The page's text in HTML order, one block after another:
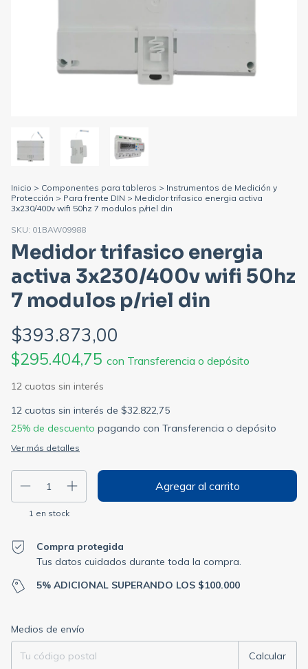
Inicio > Componentes para tableros > Instrumentos de Medición y
Protección > Para frente DIN > Medidor trifasico energia activa
3x230/400v wifi 50hz 7 modulos p/riel din
SKU: 01BAW09988
Medidor trifasico energia
activa 3x230/400v wifi 50hz
7 modulos p/riel din
$393.873,00
$295.404,75 con Transferencia o depósito
12 cuotas sin interés de $32.822,75
25% de descuento pagando con Transferencia o depósito
Ver más detalles
1 en stock
Compra protegida
Tus datos cuidados durante toda la compra.
5% ADICIONAL SUPERANDO LOS $100.000
Entregas para el CP:
Medios de envío
Calcular